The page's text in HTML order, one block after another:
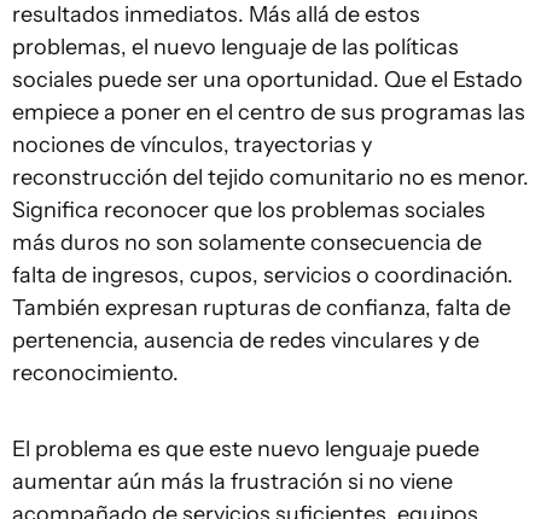
resultados inmediatos. Más allá de estos
problemas, el nuevo lenguaje de las políticas
sociales puede ser una oportunidad. Que el Estado
empiece a poner en el centro de sus programas las
nociones de vínculos, trayectorias y
reconstrucción del tejido comunitario no es menor.
Significa reconocer que los problemas sociales
más duros no son solamente consecuencia de
falta de ingresos, cupos, servicios o coordinación.
También expresan rupturas de confianza, falta de
pertenencia, ausencia de redes vinculares y de
reconocimiento.
El problema es que este nuevo lenguaje puede
aumentar aún más la frustración si no viene